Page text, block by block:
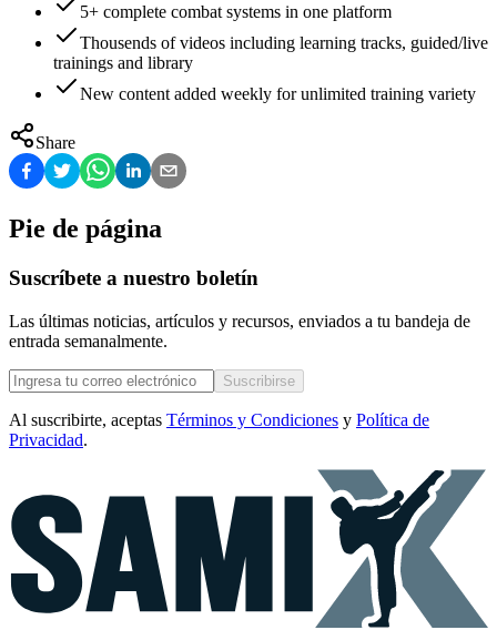
5+ complete combat systems in one platform
Thousends of videos including learning tracks, guided/live
trainings and library
New content added weekly for unlimited training variety
Share
Pie de página
Suscríbete a nuestro boletín
Las últimas noticias, artículos y recursos, enviados a tu bandeja de
entrada semanalmente.
Suscribirse
Al suscribirte, aceptas Términos y Condiciones y Política de
Privacidad.